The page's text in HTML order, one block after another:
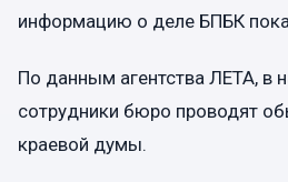
информацию о деле БПБК пока
По данным агентства ЛЕТА, в
сотрудники бюро проводят
краевой думы.